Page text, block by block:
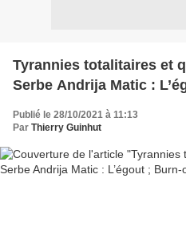
Tyrannies totalitaires et
Serbe Andrija Matic :
Publié le 28/10/2021 à 11:13
Par Thierry Guinhut